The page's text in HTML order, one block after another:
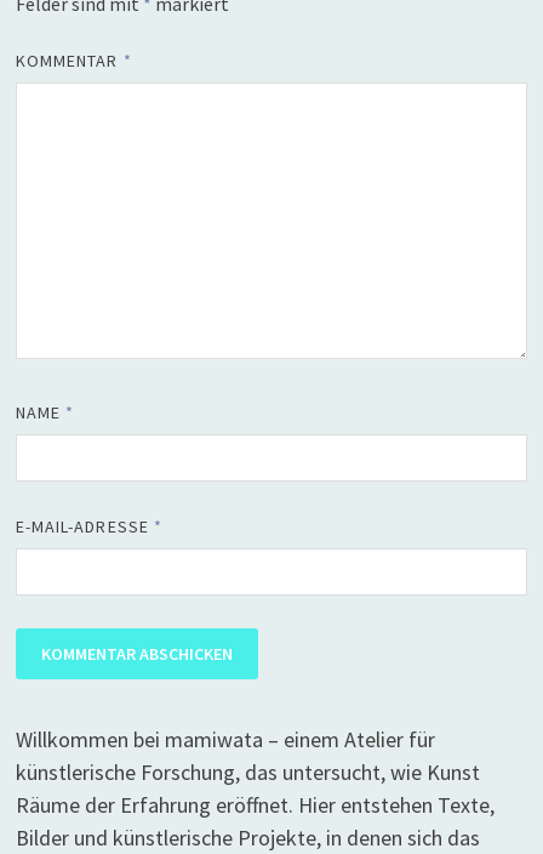
KOMMENTAR *
NAME *
E-MAIL-ADRESSE *
Willkommen bei mamiwata – einem Atelier für
künstlerische Forschung, das untersucht, wie Kunst
Räume der Erfahrung eröffnet. Hier entstehen Texte,
Bilder und künstlerische Projekte, in denen sich das